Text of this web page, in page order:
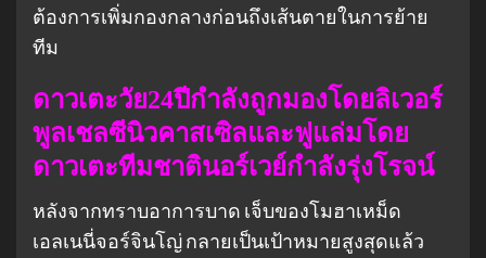
ต้องการเพิ่มกองกลางก่อนถึงเส้นตายในการย้าย
ทีม
ดาวเตะวัย24ปีกําลังถูกมองโดยลิเวอร์
พูลเชลซีนิวคาสเซิลและฟูแล่มโดย
ดาวเตะทีมชาตินอร์เวย์กําลังรุ่งโรจน์
หลังจากทราบอาการบาด เจ็บของโมฮาเหม็ด
เอลเนนี่จอร์จินโญ่ กลายเป็นเป้าหมายสูงสุดแล้ว